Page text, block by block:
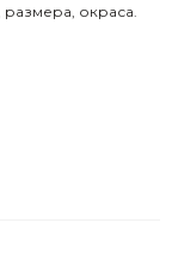
окраса.